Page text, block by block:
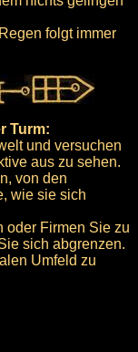
folgt immer
Turm:
und versuchen
aus zu sehen.
von den
wie sie sich
oder Firmen Sie zu
sich abgrenzen.
Umfeld zu